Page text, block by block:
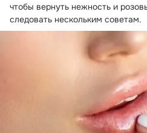
чтобы вернуть нежность и
следовать нескольким советам.